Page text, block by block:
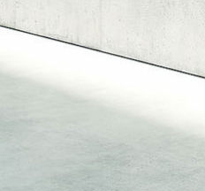
Haftungsausschluß